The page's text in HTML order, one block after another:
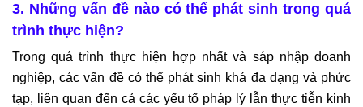
3. Những vấn đề nào có thể phát sinh trong quá
trình thực hiện?
Trong quá trình thực hiện hợp nhất và sáp nhập doanh
nghiệp, các vấn đề có thể phát sinh khá đa dạng và phức
tạp, liên quan đến cả các yếu tố pháp lý lẫn thực tiễn kinh